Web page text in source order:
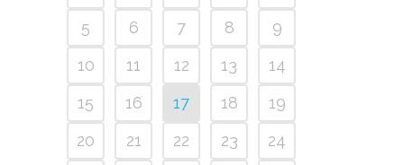
5
6 7 8
9
10
11 12 13
14
15
16 17 18
19
20
21 22 23
24